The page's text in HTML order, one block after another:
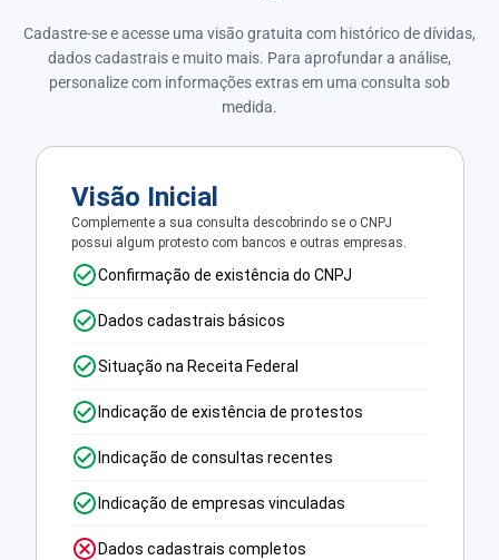
Cadastre-se e acesse uma visão gratuita com histórico de dívidas,
dados cadastrais e muito mais. Para aprofundar a análise,
personalize com informações extras em uma consulta sob
medida.
Visão Inicial
Complemente a sua consulta descobrindo se o CNPJ
possui algum protesto com bancos e outras empresas.
Confirmação de existência do CNPJ
Dados cadastrais básicos
Situação na Receita Federal
Indicação de existência de protestos
Indicação de consultas recentes
Indicação de empresas vinculadas
Dados cadastrais completos